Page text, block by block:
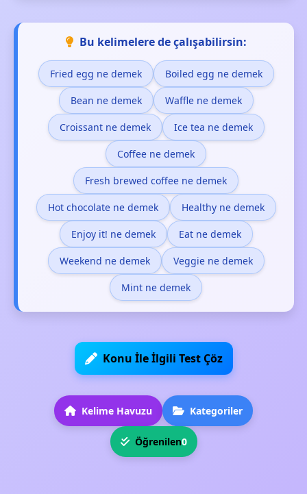
Bu kelimelere de çalışabilirsin:
Fried egg ne demek Boiled egg ne demek
Bean ne demek Waffle ne demek
Croissant ne demek Ice tea ne demek
Coffee ne demek
Fresh brewed coffee ne demek
Hot chocolate ne demek Healthy ne demek
Enjoy it! ne demek Eat ne demek
Weekend ne demek Veggie ne demek
Mint ne demek
Konu İle İlgili Test Çöz
Kelime Havuzu Kategoriler
Öğrenilen0